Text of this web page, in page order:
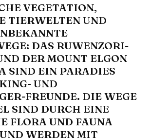
VEGETATION,
TIERWELTEN UND
DAS RUWENZORI-
DER MOUNT ELGON
SIND EIN PARADIES
UND
FREUNDE. DIE WEGE
SIND DURCH EINE
FLORA UND FAUNA
WERDEN MIT